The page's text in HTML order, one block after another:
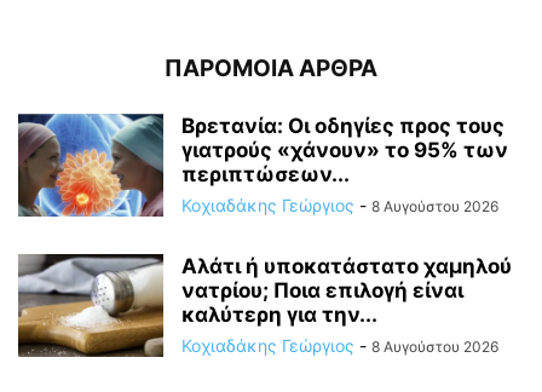
ΠΑΡΟΜΟΙΑ ΑΡΘΡΑ
Βρετανία: Οι οδηγίες προς τους
γιατρούς «χάνουν» το 95% των
περιπτώσεων...
Κοχιαδάκης Γεώργιος - 8 Αυγούστου 2026
Αλάτι ή υποκατάστατο χαμηλού
νατρίου; Ποια επιλογή είναι
καλύτερη για την...
Κοχιαδάκης Γεώργιος - 8 Αυγούστου 2026